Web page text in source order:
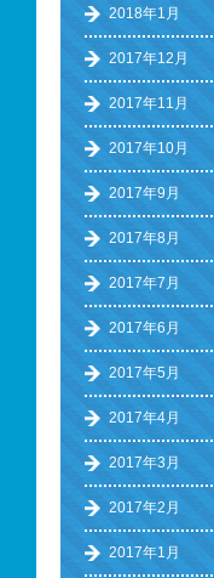
2018年1月
2017年12月
2017年11月
2017年10月
2017年9月
2017年8月
2017年7月
2017年6月
2017年5月
2017年4月
2017年3月
2017年2月
2017年1月